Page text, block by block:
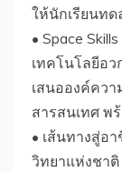
ให้นักเรียนท
• Space
เทคโนโลยีอ
เสนอองค์คว
สารสนเทศ พ
• เส้นทางสู่อ
วิทยาแห่งชา